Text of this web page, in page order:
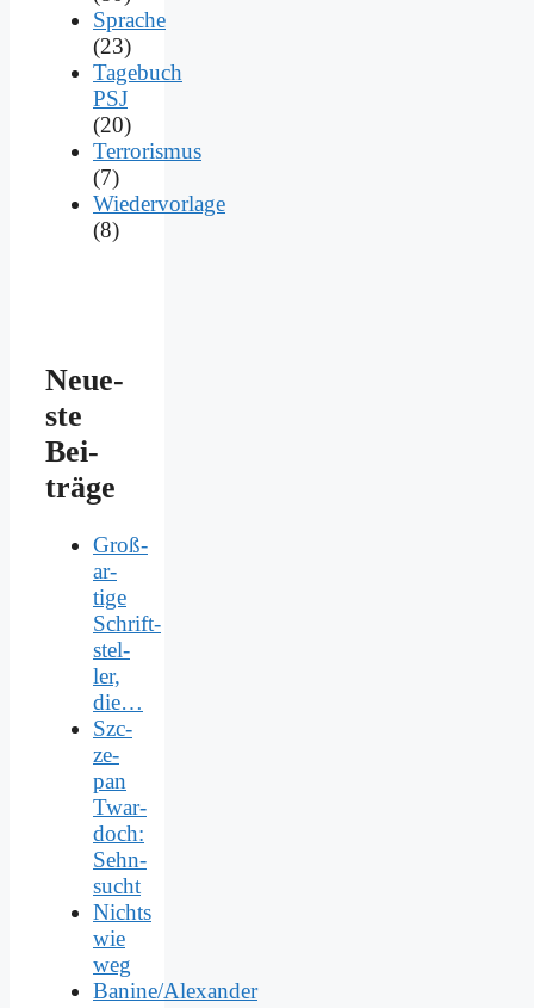
Sprache
(23)
Tagebuch
PSJ
(20)
Terrorismus
(7)
Wiedervorlage
(8)
Neue­
ste
Bei­
trä­ge
Groß­
ar­
ti­ge
Schrift­
stel­
ler,
die…
Szc­
ze­
pan
Twar­
doch:
Sehn­
sucht
Nichts
wie
weg
Banine/Alexander